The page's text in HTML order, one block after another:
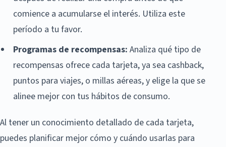
comience a acumularse el interés. Utiliza este
período a tu favor.
Programas de recompensas: Analiza qué tipo de
recompensas ofrece cada tarjeta, ya sea cashback,
puntos para viajes, o millas aéreas, y elige la que se
alinee mejor con tus hábitos de consumo.
Al tener un conocimiento detallado de cada tarjeta,
puedes planificar mejor cómo y cuándo usarlas para